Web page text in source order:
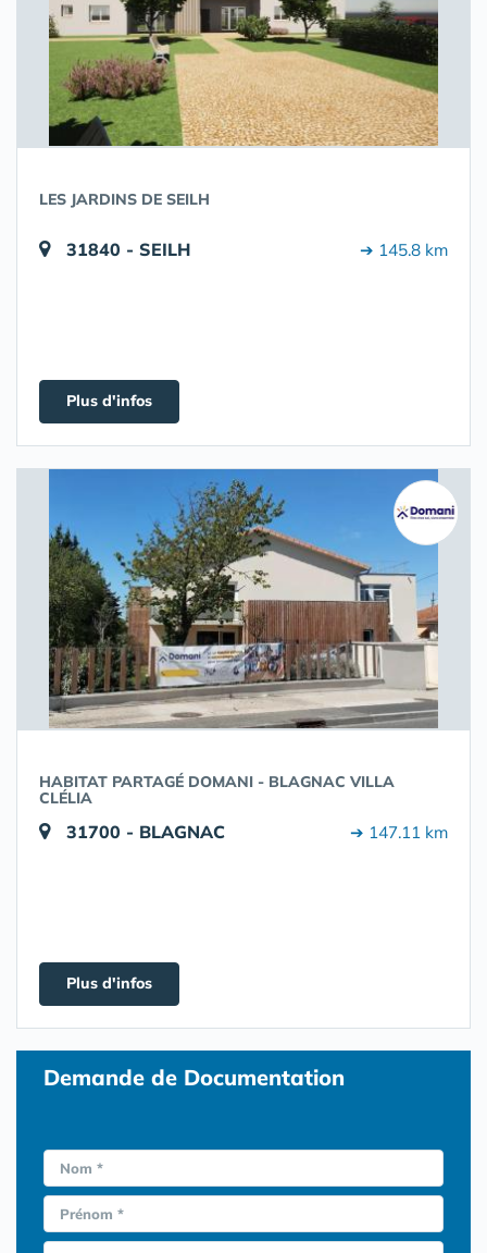
LES JARDINS DE SEILH
31840 - SEILH ➔ 145.8 km
Plus d'infos
HABITAT PARTAGÉ DOMANI - BLAGNAC VILLA
CLÉLIA
31700 - BLAGNAC ➔ 147.11 km
Plus d'infos
Demande de Documentation
Nom *
Prénom *